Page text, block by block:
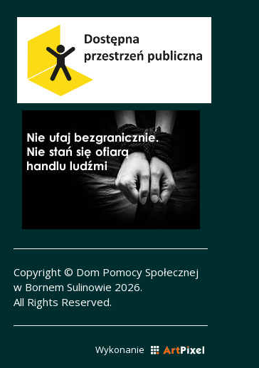
Copyright © Dom Pomocy Społecznej
w Bornem Sulinowie 2026.
All Rights Reserved.
Wykonanie